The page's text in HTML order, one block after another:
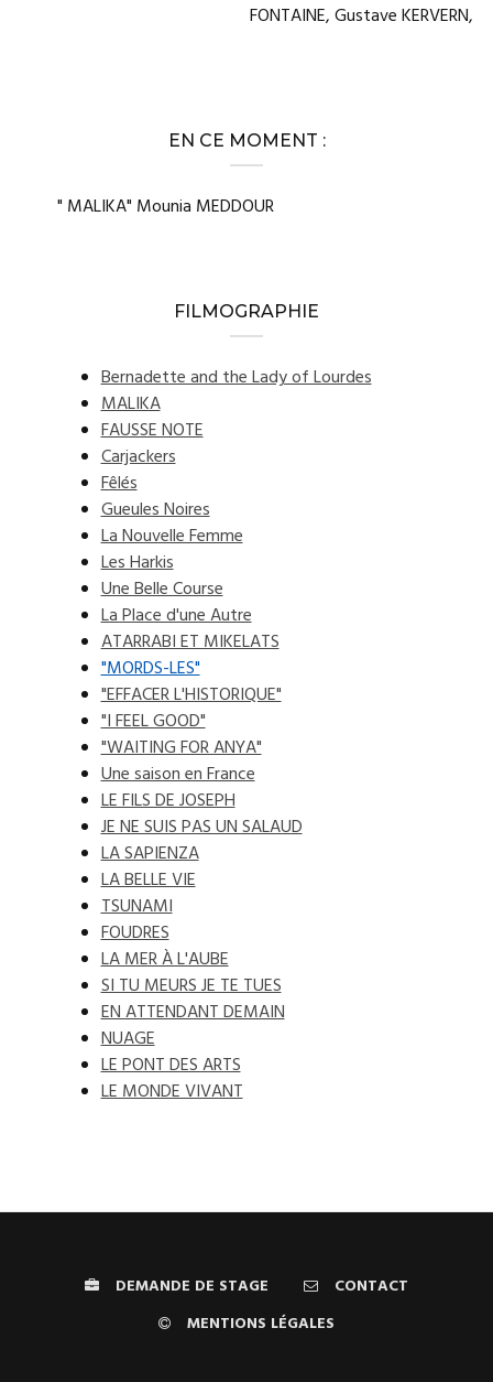
FONTAINE, Gustave KERVERN,
EN CE MOMENT :
" MALIKA" Mounia MEDDOUR
FILMOGRAPHIE
Bernadette and the Lady of Lourdes
MALIKA
FAUSSE NOTE
Carjackers
Fêlés
Gueules Noires
La Nouvelle Femme
Les Harkis
Une Belle Course
La Place d'une Autre
ATARRABI ET MIKELATS
"MORDS-LES"
"EFFACER L'HISTORIQUE"
"I FEEL GOOD"
"WAITING FOR ANYA"
Une saison en France
LE FILS DE JOSEPH
JE NE SUIS PAS UN SALAUD
LA SAPIENZA
LA BELLE VIE
TSUNAMI
FOUDRES
LA MER À L'AUBE
SI TU MEURS JE TE TUES
EN ATTENDANT DEMAIN
NUAGE
LE PONT DES ARTS
LE MONDE VIVANT
DEMANDE DE STAGE
CONTACT
MENTIONS LÉGALES